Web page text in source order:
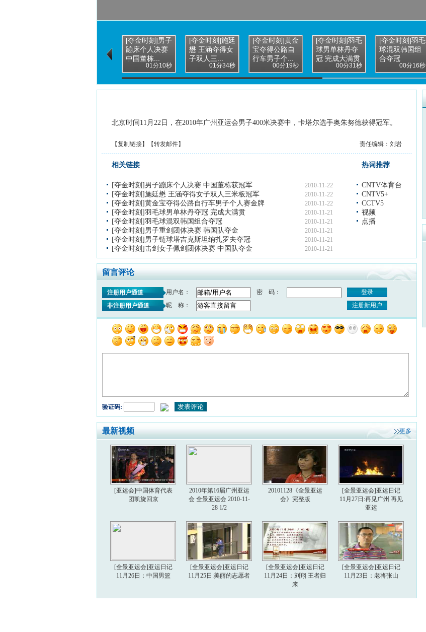
[夺金时刻]男子
蹦床个人决赛
中国董栋...
01分10秒
[夺金时刻]施廷
懋 王涵夺得女
子双人三...
01分34秒
[夺金时刻]黄金
宝夺得公路自
行车男子个...
00分19秒
[夺金时刻]羽毛
球男单林丹夺
冠 完成大满贯
00分31秒
[夺金时刻]羽毛
球混双韩国组
合夺冠
00分16秒
北京时间11月22日，在2010年广州亚运会男子400米决赛中，卡塔尔选手奥朱努德获得冠军。
责任编辑：刘岩
【复制链接】【转发邮件】
相关链接
[夺金时刻]男子蹦床个人决赛 中国董栋获冠军 2010-11-22
[夺金时刻]施廷懋 王涵夺得女子双人三米板冠军 2010-11-22
[夺金时刻]黄金宝夺得公路自行车男子个人赛金牌 2010-11-22
[夺金时刻]羽毛球男单林丹夺冠 完成大满贯 2010-11-21
[夺金时刻]羽毛球混双韩国组合夺冠 2010-11-21
[夺金时刻]男子重剑团体决赛 韩国队夺金 2010-11-21
[夺金时刻]男子链球塔吉克斯坦纳扎罗夫夺冠 2010-11-21
[夺金时刻]击剑女子佩剑团体决赛 中国队夺金 2010-11-21
热词推荐
CNTV体育台
CNTV5+
CCTV5
视频
点播
留言评论
注册用户通道 用户名： 密 码：
登录
非注册用户通道
昵 称： 注册新用户
验证码:
最新视频 更多
[亚运会]中国体育代表
团凯旋回京
2010年第16届广州亚运
会 全景亚运会 2010-11-
28 1/2
20101128《全景亚运
会》完整版
[全景亚运会]亚运日记
11月27日:再见广州 再见
亚运
[全景亚运会]亚运日记
11月26日：中国男篮
[全景亚运会]亚运日记
11月25日:美丽的志愿者
[全景亚运会]亚运日记
11月24日：刘翔 王者归
来
[全景亚运会]亚运日记
11月23日：老将张山